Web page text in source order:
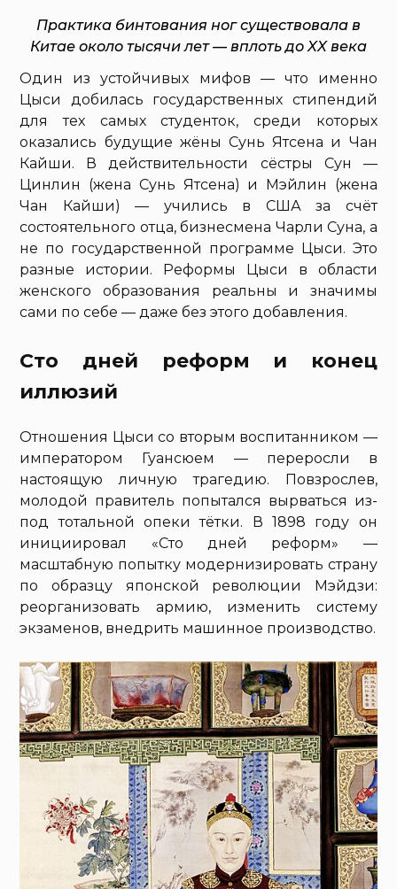
Практика бинтования ног существовала в
Китае около тысячи лет — вплоть до XX века
Один из устойчивых мифов — что именно
Цыси добилась государственных стипендий
для тех самых студенток, среди которых
оказались будущие жёны Сунь Ятсена и Чан
Кайши. В действительности сёстры Сун —
Цинлин (жена Сунь Ятсена) и Мэйлин (жена
Чан Кайши) — учились в США за счёт
состоятельного отца, бизнесмена Чарли Суна, а
не по государственной программе Цыси. Это
разные истории. Реформы Цыси в области
женского образования реальны и значимы
сами по себе — даже без этого добавления.
Сто дней реформ и конец
иллюзий
Отношения Цыси со вторым воспитанником —
императором Гуансюем — переросли в
настоящую личную трагедию. Повзрослев,
молодой правитель попытался вырваться из-
под тотальной опеки тётки. В 1898 году он
инициировал «Сто дней реформ» —
масштабную попытку модернизировать страну
по образцу японской революции Мэйдзи:
реорганизовать армию, изменить систему
экзаменов, внедрить машинное производство.